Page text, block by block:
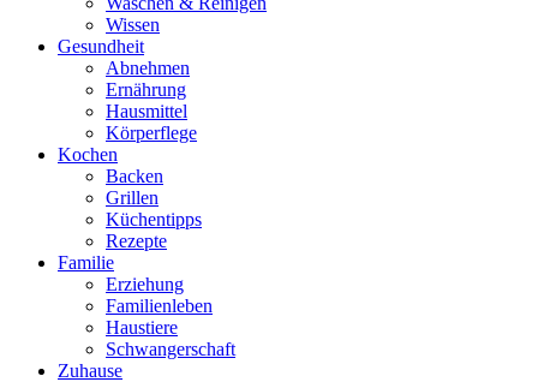
Wissen
Gesundheit
Abnehmen
Ernährung
Hausmittel
Körperflege
Kochen
Backen
Grillen
Küchentipps
Rezepte
Familie
Erziehung
Familienleben
Haustiere
Schwangerschaft
Zuhause